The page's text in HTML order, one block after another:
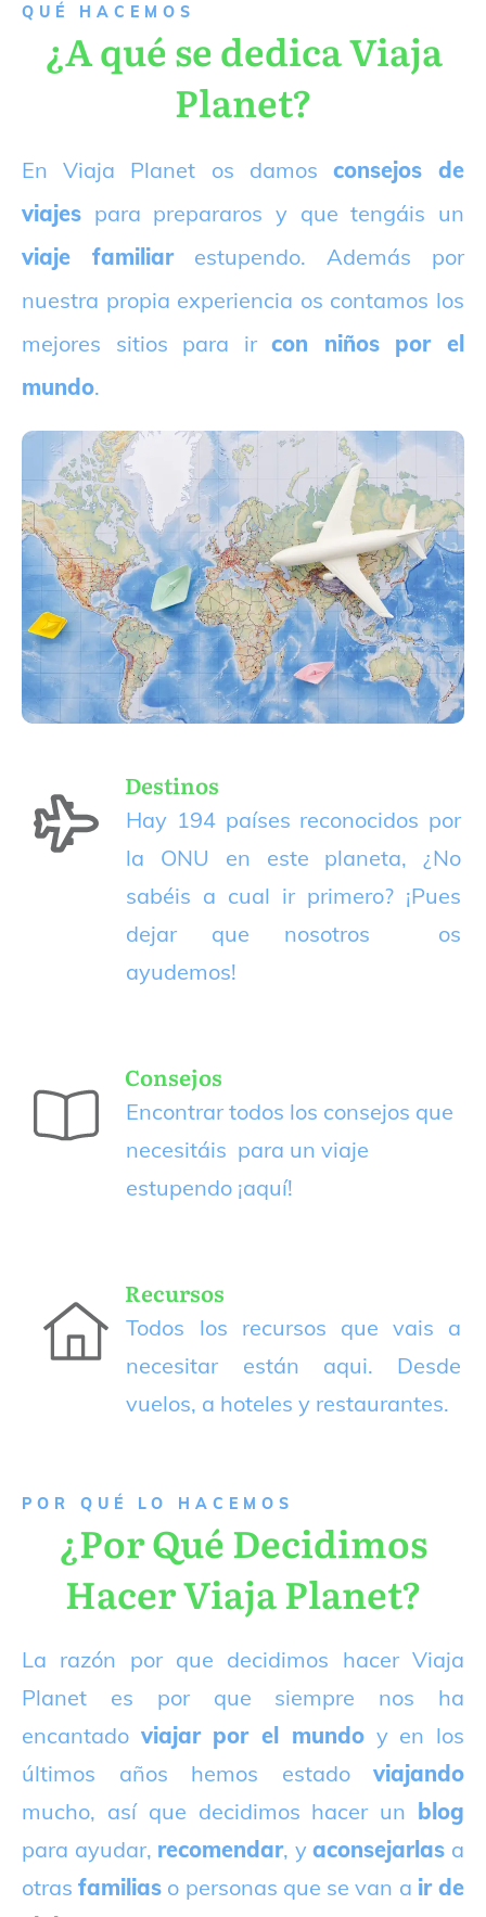
QUÉ HACEMOS
¿A qué se dedica Viaja
Planet?
En Viaja Planet os damos consejos de
viajes para prepararos y que tengáis un
viaje familiarestupendo. Además por
nuestra propia experiencia os contamos los
mejores sitios para ircon niños por el
mundo.
Destinos
Hay 194 países reconocidos por
la ONU en este planeta, ¿No
sabéis a cual ir primero? ¡Pues
dejar que nosotros os
ayudemos!
Consejos
Encontrar todos los consejos que
necesitáis para un viaje
estupendo ¡aquí!
Recursos
Todos los recursos que vais a
necesitar están aqui. Desde
vuelos, a hoteles y restaurantes.
P OR QUÉ LO HACEMOS
¿Por Qué Decidimos
Hacer Viaja Planet?
La razón por que decidimos hacer Viaja
Planet es por que siempre nos ha
encantado viajar por el mundoy en los
últimos años hemos estado viajando
mucho, así que decidimos hacer un blog
para ayudar, recomendar, yaconsejarlas a
otrasfamilias o personas que se van a ir de